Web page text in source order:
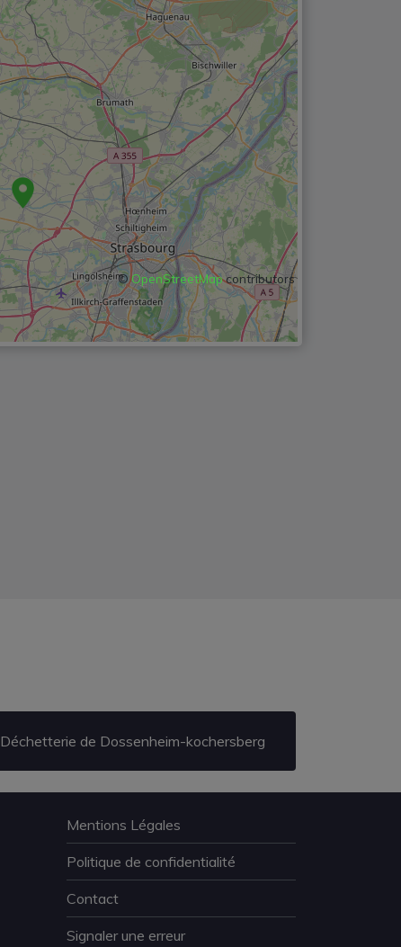
©OpenStreetMapcontributors
Déchetterie de Dossenheim-kochersberg
Mentions Légales
Politique de confidentialité
Contact
Signaler une erreur